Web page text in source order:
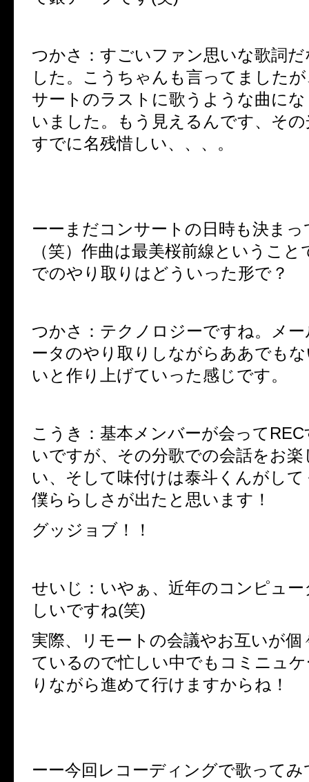
つかさ：すごいファン思いな歌詞
した。こうちゃんも言ってました
サートのラストに歌うような曲に
いました。もう見えるんです、そ
すでに名残惜しい、、、。
ーーまだコンサートの日時も決ま
（笑）作曲は最美桜前線というこ
でのやり取りはどういった形で？
つかさ：テクノロジーですね。メ
ータのやり取りしながらああでも
いと作り上げていった感じです。
こうき：基本メンバーが会って REC
いですが、その分歌での会話をお
い、そして味付けは泰斗くんがし
僕ららしさが出たと思います！
グッジョブ！！
せいじ：いやぁ、近年のコンピュ
しいですね(笑)
実際、リモートの会議やお互いが個
ているので忙しい中でもコミニュ
りながら進めて行けますからね！
ーー今回レコーディングで歌って